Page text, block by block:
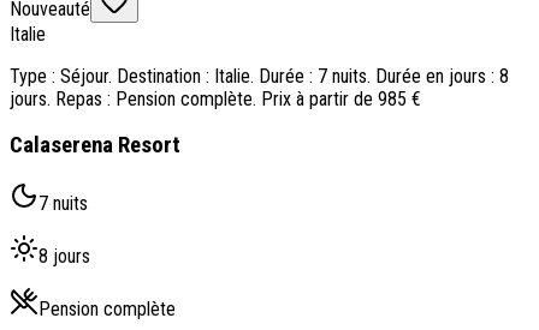
Nouveauté
Italie
Type : Séjour. Destination : Italie. Durée : 7 nuits. Durée en jours : 8
jours. Repas : Pension complète. Prix à partir de 985 €
Calaserena Resort
7 nuits
8 jours
Pension complète